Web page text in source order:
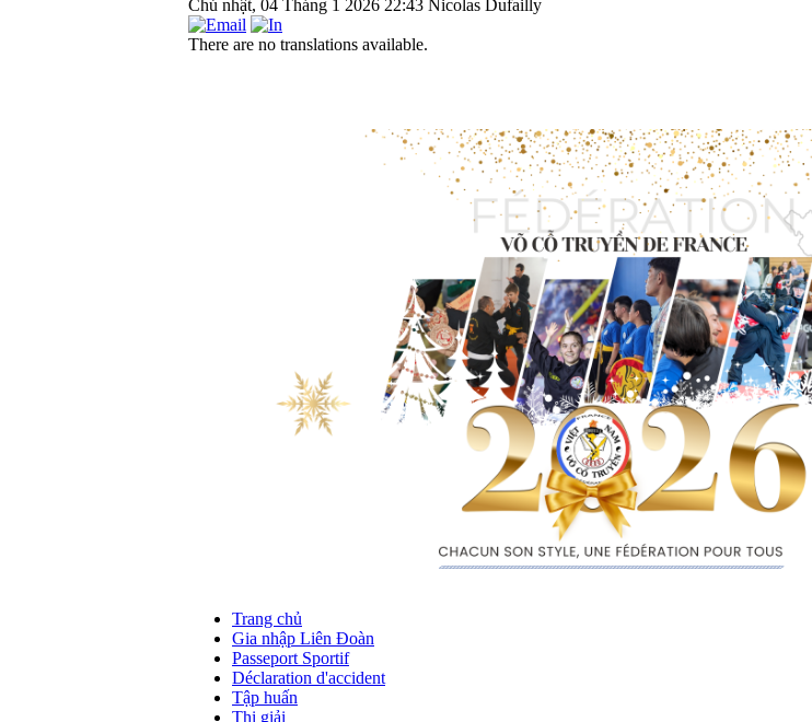
Chủ nhật, 04 Tháng 1 2026 22:43 Nicolas Dufailly
There are no translations available.
Trang chủ
Gia nhập Liên Đoàn
Passeport Sportif
Déclaration d'accident
Tập huấn
Thi giải